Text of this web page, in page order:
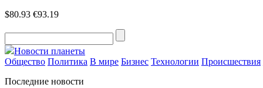
$80.93 €93.19
Новости планеты
Общество Политика В мире Бизнес Технологии Происшествия
Последние новости